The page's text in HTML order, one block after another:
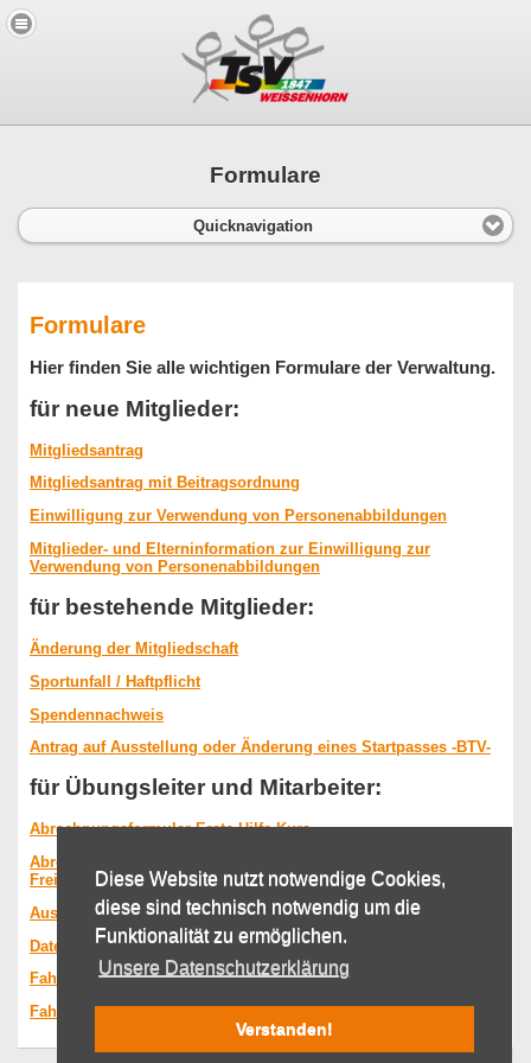
Diese Website nutzt notwendige Cookies,
diese sind technisch notwendig um die
Funktionalität zu ermöglichen.
Unsere Datenschutzerklärung
Verstanden!
Formulare
Quicknavigation
Formulare
Hier finden Sie alle wichtigen Formulare der Verwaltung.
für neue Mitglieder:
Mitgliedsantrag
Mitgliedsantrag mit Beitragsordnung
Einwilligung zur Verwendung von Personenabbildungen
Mitglieder- und Elterninformation zur Einwilligung zur
Verwendung von Personenabbildungen
für bestehende Mitglieder:
Änderung der Mitgliedschaft
Sportunfall / Haftpflicht
Spendennachweis
Antrag auf Ausstellung oder Änderung eines Startpasses -BTV-
für Übungsleiter und Mitarbeiter:
Abrechnungsformular Erste-Hilfe-Kurs
Abrechnungsformular Übungsstunden inkl.
Freibetragserklärung
Auslagenerstattung
Auslagenerstattung ausfüllbar
Datenblatt
Fahrtkostenabrechnung Einzelfahrt
Fahrtkostenabrechnung Mehrfahrten